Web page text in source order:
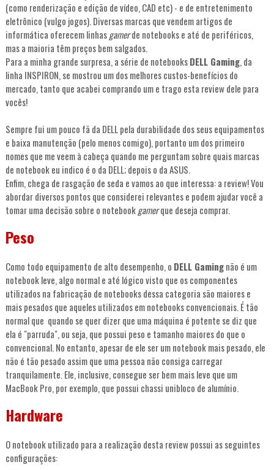
(como renderização e edição de vídeo, CAD etc) - e de entretenimento
eletrônico (vulgo jogos). Diversas marcas que vendem artigos de
informática oferecem linhasgamerde notebooks e até de periféricos,
mas a maioria têm preços bem salgados.
Para a minha grande surpresa, a série de notebooksDELL Gaming, da
linha INSPIRON, se mostrou um dos melhores custos-benefícios do
mercado, tanto que acabei comprando um e trago esta review dele para
vocês!
Sempre fui um pouco fã da DELL pela durabilidade dos seus equipamentos
e baixa manutenção (pelo menos comigo), portanto um dos primeiro
nomes que me veem à cabeça quando me perguntam sobre quais marcas
de notebook eu indico é o da DELL; depois o da ASUS.
Enfim, chega de rasgação de seda e vamos ao que interessa: a review! Vou
abordar diversos pontos que considerei relevantes e podem ajudar você a
tomar uma decisão sobre o notebookgamerque deseja comprar.
Peso
Como todo equipamento de alto desempenho, o DELL Gamingnão é um
notebook leve, algo normal e até lógico visto que os componentes
utilizados na fabricação de notebooks dessa categoria são maiores e
mais pesados que aqueles utilizados em notebooks convencionais. É tão
normal que quando se quer dizer que uma máquina é potente se diz que
ela é "parruda", ou seja, que possui peso e tamanho maiores do que o
convencional. No entanto, apesar de ele ser um notebook mais pesado, ele
não é tão pesado assim que uma pessoa não consiga carregar
tranquilamente. Ele, inclusive, consegue ser bem mais leve que um
MacBook Pro, por exemplo, que possui chassi unibloco de alumínio.
Hardware
O notebook utilizado para a realização desta review possui as seguintes
configurações: